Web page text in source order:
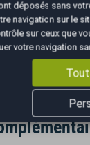
déposés sans
navigation sur le
sur ceux que
votre navigation